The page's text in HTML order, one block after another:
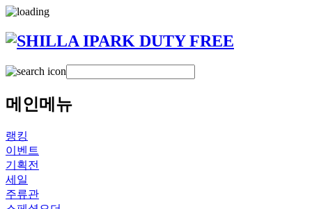
메인메뉴
랭킹
이벤트
기획전
세일
주류관